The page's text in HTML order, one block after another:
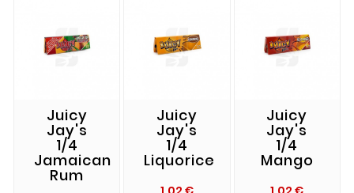
Juicy
Jay's
1/4
Jamaican
Rum
Juicy
Jay's
1/4
Liquorice
Juicy
Jay's
1/4
Mango